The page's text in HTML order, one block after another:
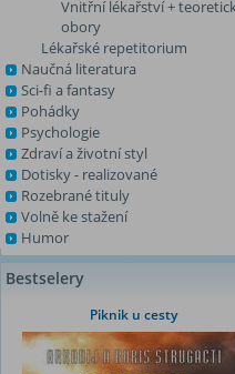
Vnitřní lékařství +
obory
Lékařské repetitorium
Naučná literatura
Sci-fi a fantasy
Pohádky
Psychologie
Zdraví a životní styl
Dotisky - realizované
Rozebrané tituly
Volně ke stažení
Humor
Bestselery
Piknik u cesty